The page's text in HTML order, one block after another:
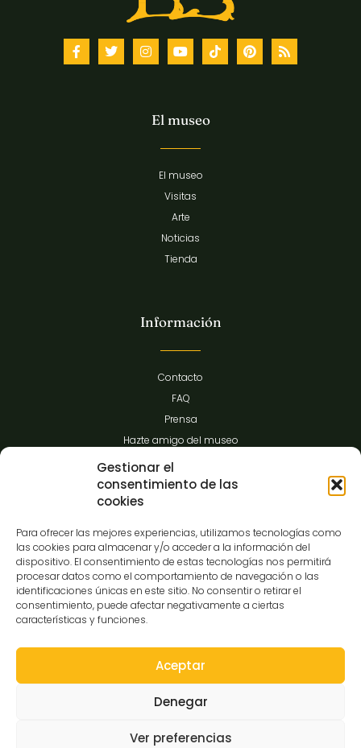
Gestionar el
consentimiento de las
cookies
Para ofrecer las mejores experiencias, utilizamos tecnologías como
las cookies para almacenar y/o acceder a la información del
dispositivo. El consentimiento de estas tecnologías nos permitirá
procesar datos como el comportamiento de navegación o las
identificaciones únicas en este sitio. No consentir o retirar el
consentimiento, puede afectar negativamente a ciertas
características y funciones.
Aceptar
Denegar
Ver preferencias
El museo
El museo
Visitas
Arte
Noticias
Tienda
Información
Contacto
FAQ
Prensa
Hazte amigo del museo
Transparencia
C/Gibraltar,14
37008-Salamanca